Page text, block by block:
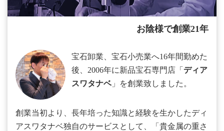
お陰様で創業21年
宝石卸業、宝石小売業へ16年間勤めた
後、2006年に新品宝石専門店「 ディア
スワタナベ」を創業致しました。
創業当初より、長年培った知識と経験を生かしたディ
アスワタナベ独自のサービスとして、「貴金属の重さ